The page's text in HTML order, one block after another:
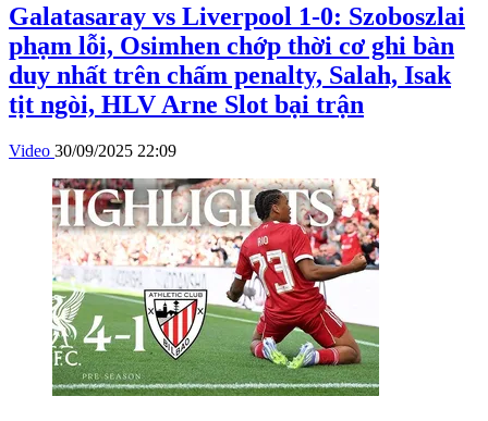
Galatasaray vs Liverpool 1-0: Szoboszlai
phạm lỗi, Osimhen chớp thời cơ ghi bàn
duy nhất trên chấm penalty, Salah, Isak
tịt ngòi, HLV Arne Slot bại trận
Video 30/09/2025 22:09